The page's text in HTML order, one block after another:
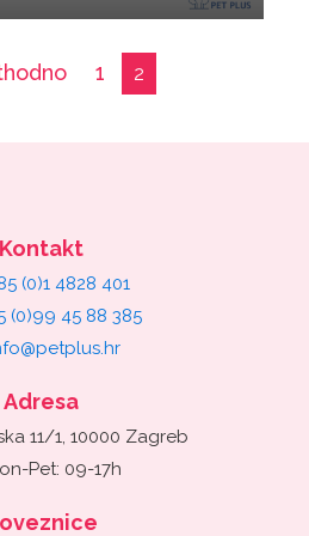
1 2
Kontakt
(0)1 4828 401
(0)99 45 88 385
Adresa
11/1, 10000 Zagreb
Pet: 09-17h